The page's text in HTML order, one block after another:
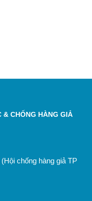
& CHỐNG HÀNG GIẢ
chống hàng giả TP